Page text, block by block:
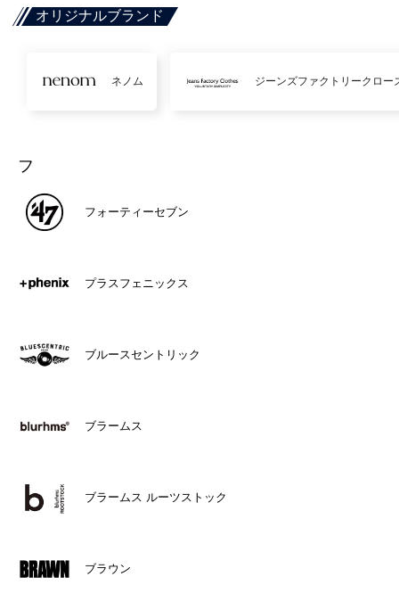
オリジナルブランド
ネノム ジーンズファクトリークロー
フ
フォーティーセブン
プラスフェニックス
ブルースセントリック
ブラームス
ブラームス ルーツストック
ブラウン